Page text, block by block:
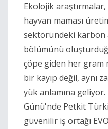
Ekolojik
hayvan maması
sektöründeki karbon
bölümünü
çöpe giden her gram
bir kayıp değil, aynı
yük anlamına
Günü'nde Petkit
güvenilir iş ortağı